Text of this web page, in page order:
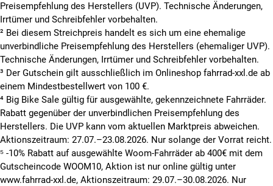
Preisempfehlung des Herstellers (UVP). Technische Änderungen,
Irrtümer und Schreibfehler vorbehalten.
² Bei diesem Streichpreis handelt es sich um eine ehemalige
unverbindliche Preisempfehlung des Herstellers (ehemaliger UVP).
Technische Änderungen, Irrtümer und Schreibfehler vorbehalten.
³ Der Gutschein gilt ausschließlich im Onlineshop fahrrad-xxl.de ab
einem Mindestbestellwert von 100 €.
⁴ Big Bike Sale gültig für ausgewählte, gekennzeichnete Fahrräder.
Rabatt gegenüber der unverbindlichen Preisempfehlung des
Herstellers. Die UVP kann vom aktuellen Marktpreis abweichen.
Aktionszeitraum: 27.07.–23.08.2026. Nur solange der Vorrat reicht.
⁵ -10% Rabatt auf ausgewählte Woom-Fahrräder ab 400€ mit dem
Gutscheincode WOOM10, Aktion ist nur online gültig unter
www.fahrrad-xxl.de, Aktionszeitraum: 29.07.–30.08.2026. Nur